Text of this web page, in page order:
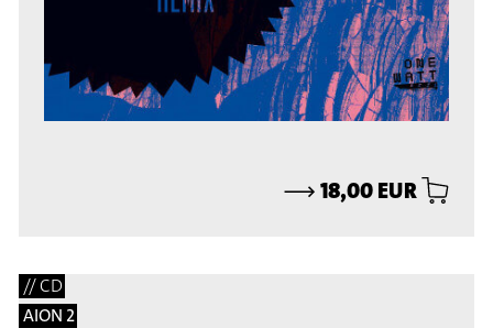
⟶18,00 EUR
// CD
AION 2